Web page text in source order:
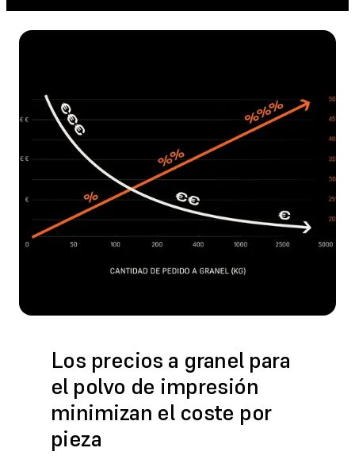
Los precios a granel para
el polvo de impresión
minimizan el coste por
pieza